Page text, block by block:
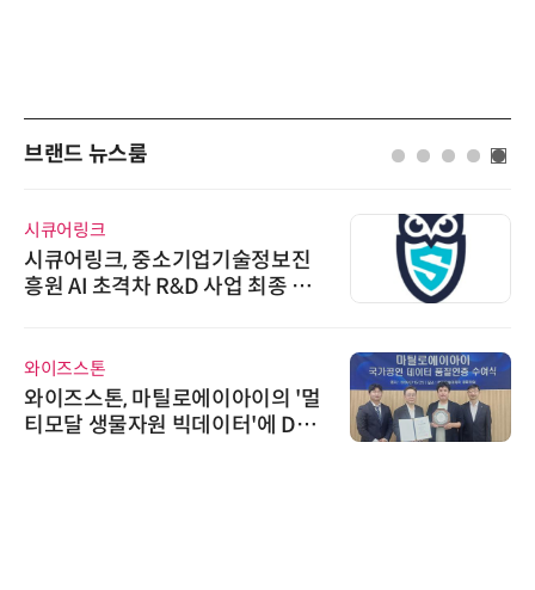
브랜드 뉴스룸
시큐어링크
시큐어링크, 중소기업기술정보진
흥원 AI 초격차 R&D 사업 최종 선
와이즈스톤
와이즈스톤, 마틸로에이아이의 '멀
티모달 생물자원 빅데이터'에 DQ